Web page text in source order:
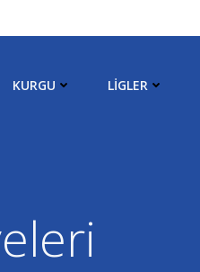
KURGU LIGLER